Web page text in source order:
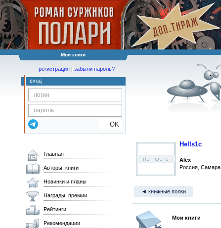
Мои книги
регистрация | забыли пароль?
вход
OK
Hells1c
Alex
Россия, Самара
◄ книжные полки
Мои книги
Главная
Авторы, книги
Новинки и планы
Награды, премии
Рейтинги
Рекомендации